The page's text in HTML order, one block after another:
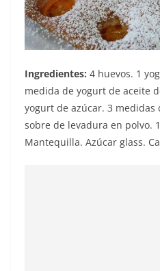
Ingredientes: 4 huevos. 1
medida de yogurt de aceite
yogurt de azúcar. 3 medidas
sobre de levadura en polvo.
Mantequilla. Azúcar glass.